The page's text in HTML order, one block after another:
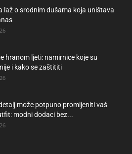
laž o srodnim dušama koja uništava
hranom ljeti: namirnice koje su
i kako se zaštititi
može potpuno promijeniti vaš
modni dodaci bez...